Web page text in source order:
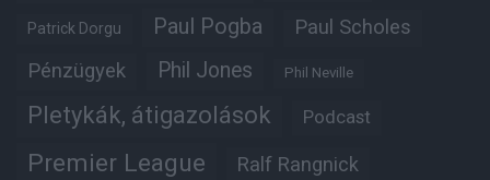
Patrick Dorgu Paul Pogba Paul Scholes
Pénzügyek Phil Jones Phil Neville
Pletykák, átigazolások Podcast
Premier League Ralf Rangnick